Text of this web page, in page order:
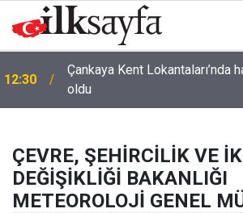
12:30
Çankaya Kent Lokantaları’nda
oldu
ÇEVRE, ŞEHİRCİLİK VE
DEĞİŞİKLİĞİ BAKANLIĞI
METEOROLOJİ GENEL